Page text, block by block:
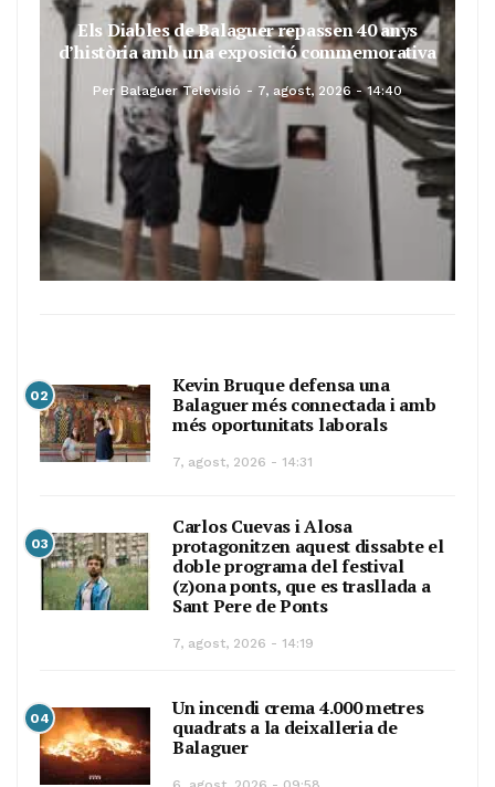
Els Diables de Balaguer repassen 40 anys
d’història amb una exposició commemorativa
Per Balaguer Televisió 7, agost, 2026 - 14:40
02
Kevin Bruque defensa una
Balaguer més connectada i amb
més oportunitats laborals
7, agost, 2026 - 14:31
03
Carlos Cuevas i Alosa
protagonitzen aquest dissabte el
doble programa del festival
(z)ona ponts, que es trasllada a
Sant Pere de Ponts
7, agost, 2026 - 14:19
04
Un incendi crema 4.000 metres
quadrats a la deixalleria de
Balaguer